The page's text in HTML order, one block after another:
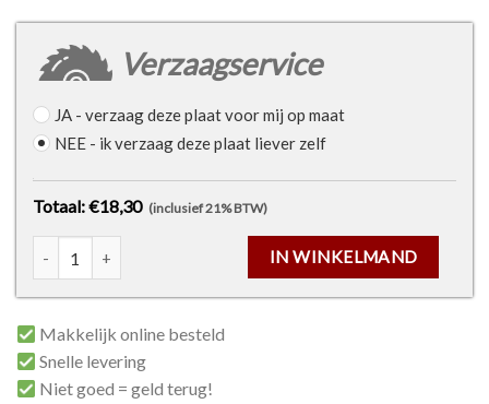
Verzaagservice
JA - verzaag deze plaat voor mij op maat
NEE - ik verzaag deze plaat liever zelf
Totaal: €18,30 (inclusief 21% BTW)
IN WINKELMAND
MDF plaat - 6mm - 2440 x 1220mm aantal
Makkelijk online besteld
Snelle levering
Niet goed = geld terug!